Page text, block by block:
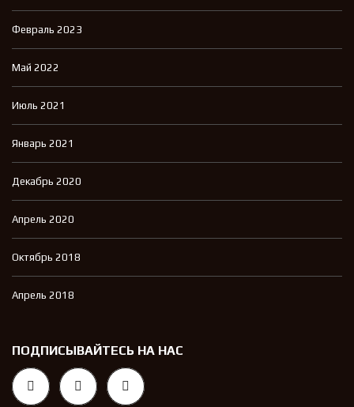
Февраль 2023
Май 2022
Июль 2021
Январь 2021
Декабрь 2020
Апрель 2020
Октябрь 2018
Апрель 2018
ПОДПИСЫВАЙТЕСЬ НА НАС